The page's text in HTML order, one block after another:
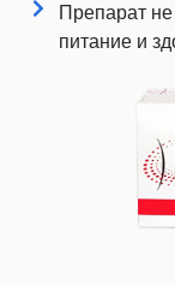
Препарат
питание и